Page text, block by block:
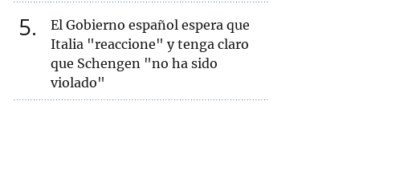
5
El Gobierno español espera que
Italia "reaccione" y tenga claro
que Schengen "no ha sido
violado"